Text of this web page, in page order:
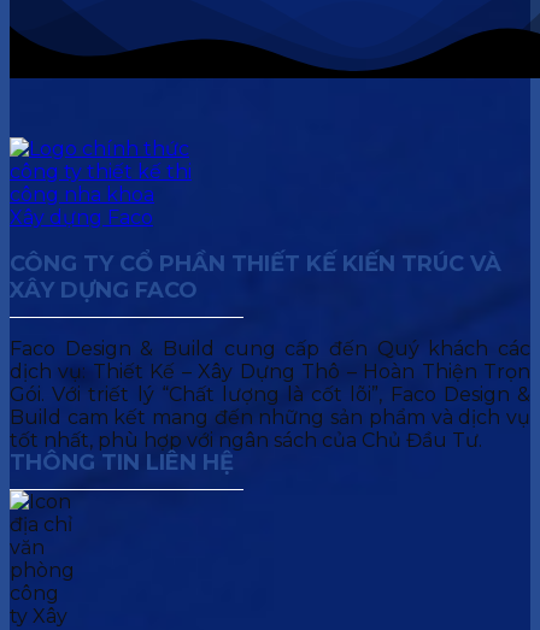
CÔNG TY CỔ PHẦN THIẾT KẾ KIẾN TRÚC VÀ
XÂY DỰNG FACO
Faco Design & Build cung cấp đến Quý khách các
dịch vụ: Thiết Kế – Xây Dựng Thô – Hoàn Thiện Trọn
Gói. Với triết lý “Chất lượng là cốt lõi”, Faco Design &
Build cam kết mang đến những sản phẩm và dịch vụ
tốt nhất, phù hợp với ngân sách của Chủ Đầu Tư.
THÔNG TIN LIÊN HỆ